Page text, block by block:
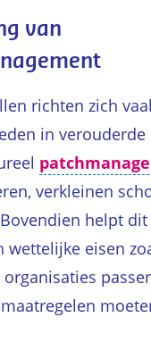
van
richten zich
in verouderde
verkleinen
helpt
wettelijke eisen